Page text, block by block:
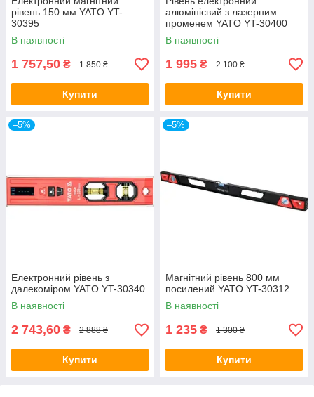
рівень 150 мм YATO YT-
30395
В наявності
1 757,50 ₴ 1 850 ₴
Купити
алюмінієвий з лазерним
променем YATO YT-30400
В наявності
1 995 ₴ 2 100 ₴
Купити
–5%
Електронний рівень з
далекоміром YATO YT-30340
В наявності
2 743,60 ₴ 2 888 ₴
Купити
–5%
Магнітний рівень 800 мм
посилений YATO YT-30312
В наявності
1 235 ₴ 1 300 ₴
Купити